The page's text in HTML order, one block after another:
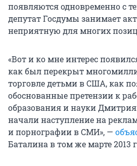
появляются одновременно с
депутат Госдумы занимает
неприятную для многих
«Вот и ко мне интерес
как был перекрыт
торговле детьми в США, как
обоснованные претензии к
образования и науки
начали наступление на
и порнографии в СМИ», —
Баталина в том же марте 2013